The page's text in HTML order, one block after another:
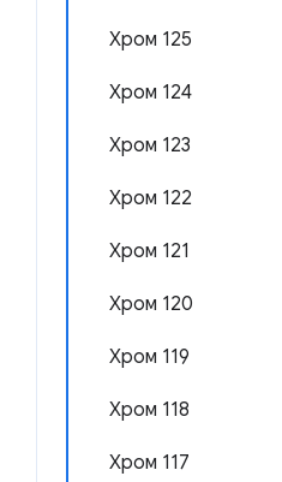
Хром 125
Хром 124
Хром 123
Хром 122
Хром 121
Хром 120
Хром 119
Хром 118
Хром 117